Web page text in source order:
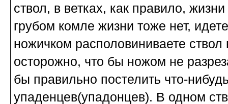
ствол, в ветках, как правило,
грубом комле жизни тоже нет,
ножичком располовиниваете
осторожно, что бы ножом не
бы правильно постелить что-
упаденцев(упадонцев). В одном